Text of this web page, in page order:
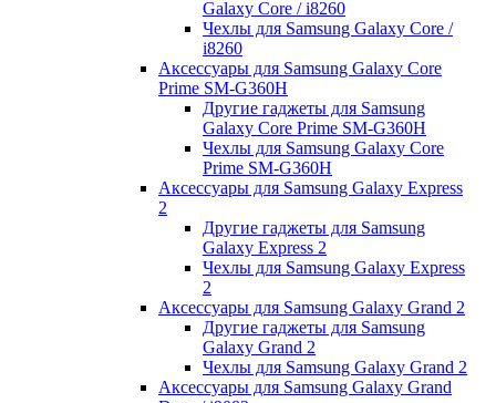
Galaxy Core / i8260
Чехлы для Samsung Galaxy Core /
i8260
Аксессуары для Samsung Galaxy Core
Prime SM-G360H
Другие гаджеты для Samsung
Galaxy Core Prime SM-G360H
Чехлы для Samsung Galaxy Core
Prime SM-G360H
Аксессуары для Samsung Galaxy Express
2
Другие гаджеты для Samsung
Galaxy Express 2
Чехлы для Samsung Galaxy Express
2
Аксессуары для Samsung Galaxy Grand 2
Другие гаджеты для Samsung
Galaxy Grand 2
Чехлы для Samsung Galaxy Grand 2
Аксессуары для Samsung Galaxy Grand